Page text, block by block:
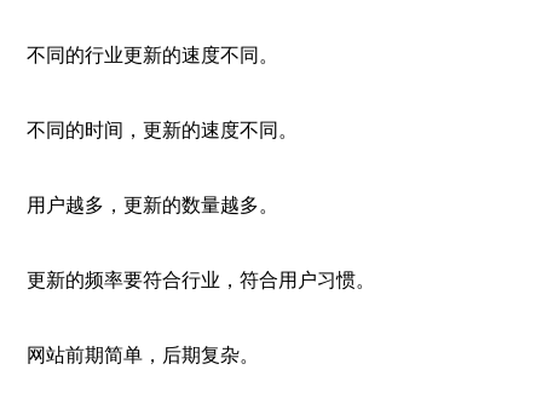
不同的行业更新的速度不同。
不同的时间，更新的速度不同。
用户越多，更新的数量越多。
更新的频率要符合行业，符合用户习惯。
网站前期简单，后期复杂。